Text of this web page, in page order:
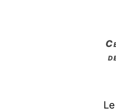
cet article s’appuie sur une vidéo youtube présentant des témoignages concernant les services